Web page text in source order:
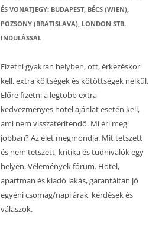
ÉS VONATJEGY: BUDAPEST, BÉCS (WIEN),
POZSONY (BRATISLAVA), LONDON STB.
INDULÁSSAL
Fizetni gyakran helyben, ott, érkezéskor
kell, extra költségek és kötöttségek nélkül.
Előre fizetni a legtöbb extra
kedvezményes hotel ajánlat esetén kell,
ami nem visszatérítendő. Mi éri meg
jobban? Az élet megmondja. Mit tetszett
és nem tetszett, kritika és tudnivalók egy
helyen. Vélemények fórum. Hotel,
apartman és kiadó lakás, garantáltan jó
egyéni csomag/napi árak, kérdések és
válaszok.